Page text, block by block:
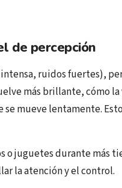
de percepción
ruidos fuertes),
más brillante, cómo la
se mueve lentamente.
o juguetes durante más
la atención y el control.